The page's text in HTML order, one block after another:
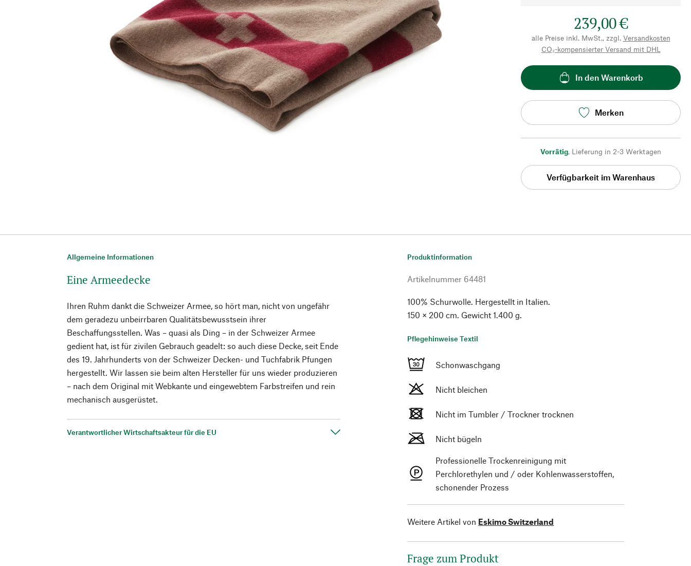
239,00 €
alle Preise inkl. MwSt., zzgl. Versandkosten
CO₂-kompensierter Versand mit DHL
In den Warenkorb
Merken
Vorrätig, Lieferung in 2-3 Werktagen
Verfügbarkeit im Warenhaus
Allgemeine Informationen
Eine Armeedecke
Ihren Ruhm dankt die Schweizer Armee, so hört man, nicht von ungefähr
dem geradezu unbeirrbaren Qualitätsbewusstsein ihrer
Beschaffungsstellen. Was – quasi als Ding – in der Schweizer Armee
gedient hat, ist für zivilen Gebrauch geadelt: so auch diese Decke, seit Ende
des 19. Jahrhunderts von der Schweizer Decken- und Tuchfabrik Pfungen
hergestellt. Wir lassen sie beim alten Hersteller für uns wieder produzieren
– nach dem Original mit Webkante und eingewebtem Farbstreifen und rein
mechanisch ausgerüstet.
Verantwortlicher Wirtschaftsakteur für die EU
Produktinformation
Artikelnummer 64481
100% Schurwolle. Hergestellt in Italien.
150 × 200 cm. Gewicht 1.400 g.
Pflegehinweise Textil
Schonwaschgang
Nicht bleichen
Nicht im Tumbler / Trockner trocknen
Nicht bügeln
Professionelle Trockenreinigung mit
Perchlorethylen und / oder Kohlenwasserstoffen,
schonender Prozess
Weitere Artikel von Eskimo Switzerland
Frage zum Produkt